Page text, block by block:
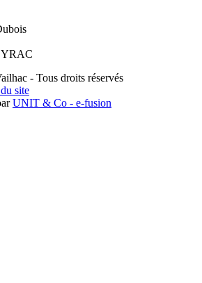
- Tous droits réservés
site
UNIT & Co - e-fusion